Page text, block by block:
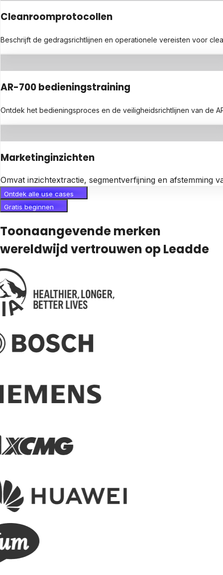
Cleanroomprotocollen
Beschrijft de gedragsrichtlijnen en operationele vereisten voor
AR-700 bedieningstraining
Ontdek het bedieningsproces en de veiligheidsrichtlijnen van de
Marketinginzichten
Omvat inzichtextractie, segmentverfijning en afstemming
Ontdek alle use cases
Gratis beginnen
Toonaangevende merken
wereldwijd vertrouwen op Leadde